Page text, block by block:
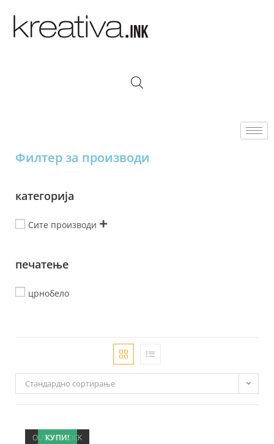
Филтер за производи
категорија
Сите производи
печатење
црнобело
Стандардно сортирање
OUT OF STOCK
КУПИ!